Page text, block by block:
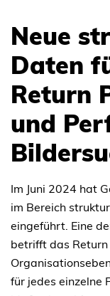
Neue
Daten
Return
und
Im Juni 2024 hat
im Bereich
eingeführt. Eine
betrifft das
für jedes einzelne